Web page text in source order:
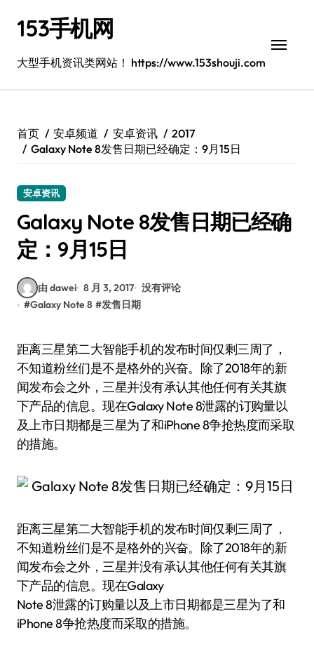
153手机网
大型手机资讯类网站！ https://www.153shouji.com
首页 安卓频道 安卓资讯
2017
Galaxy Note 8发售日期已经确定：9月15日
安卓资讯
Galaxy Note 8发售日期已经确
定：9月15日
由 dawei 8 月 3, 2017 没有评论
#Galaxy Note 8 #发售日期
距离三星第二大智能手机的发布时间仅剩三周了，
不知道粉丝们是不是格外的兴奋。除了2018年的新
闻发布会之外，三星并没有承认其他任何有关其旗
下产品的信息。现在Galaxy Note 8泄露的订购量以
及上市日期都是三星为了和iPhone 8争抢热度而采取
的措施。
距离三星第二大智能手机的发布时间仅剩三周了，
不知道粉丝们是不是格外的兴奋。除了2018年的新
闻发布会之外，三星并没有承认其他任何有关其旗
下产品的信息。现在Galaxy
Note 8泄露的订购量以及上市日期都是三星为了和
iPhone 8争抢热度而采取的措施。